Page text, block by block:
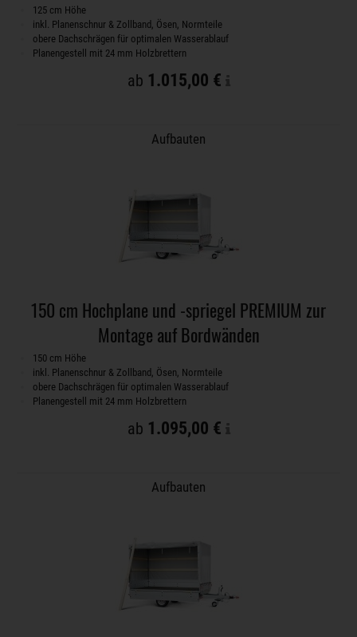
125 cm Höhe
inkl. Planenschnur & Zollband, Ösen, Normteile
obere Dachschrägen für optimalen Wasserablauf
Planengestell mit 24 mm Holzbrettern
ab 1.015,00 €
Aufbauten
150 cm Hochplane und -spriegel PREMIUM zur
Montage auf Bordwänden
150 cm Höhe
inkl. Planenschnur & Zollband, Ösen, Normteile
obere Dachschrägen für optimalen Wasserablauf
Planengestell mit 24 mm Holzbrettern
ab 1.095,00 €
Aufbauten